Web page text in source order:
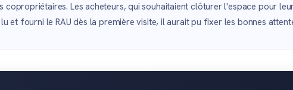
Les acheteurs, qui souhaitaient clôturer l'espace pour
et fourni le RAU dès la première visite, il aurait pu fixer les bonnes